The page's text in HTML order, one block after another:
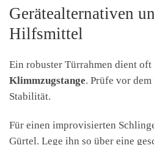
Gerätealternativen
Hilfsmittel
Ein robuster Türrahmen dient oft
Klimmzugstange. Prüfe vor dem
Stabilität.
Für einen improvisierten
Gürtel. Lege ihn so über eine